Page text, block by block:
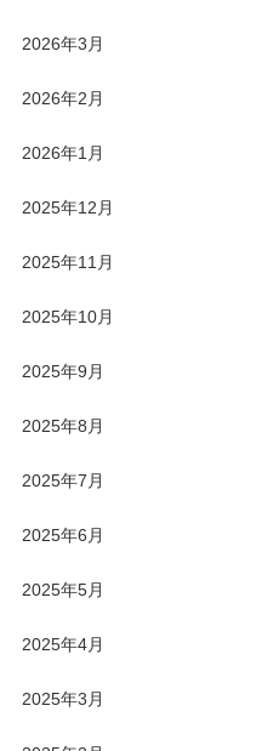
2026年3月
2026年2月
2026年1月
2025年12月
2025年11月
2025年10月
2025年9月
2025年8月
2025年7月
2025年6月
2025年5月
2025年4月
2025年3月